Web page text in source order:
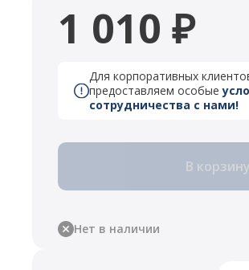
1 010 ₽
Для корпоративных
предоставляем особые
сотрудничества с нами!
В корзину
Нет в наличии